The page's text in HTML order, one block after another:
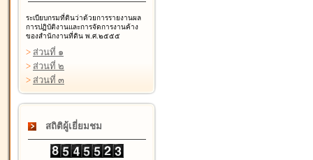
ระเบียบกรมที่ดินว่าด้วยการรายงานผล
การปฏิบัติงานและการจัดการงานค้าง
ของสำนักงานที่ดิน พ.ศ.๒๕๕๕
> ส่วนที่ ๑
> ส่วนที่ ๒
> ส่วนที่ ๓
สถิติผู้เยี่ยมชม